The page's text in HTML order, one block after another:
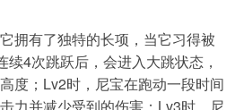
拥有了独特的长项，当它习得被
续4次跳跃后，会进入大跳状态，
度；Lv2时，尼宝在跑动一段时间